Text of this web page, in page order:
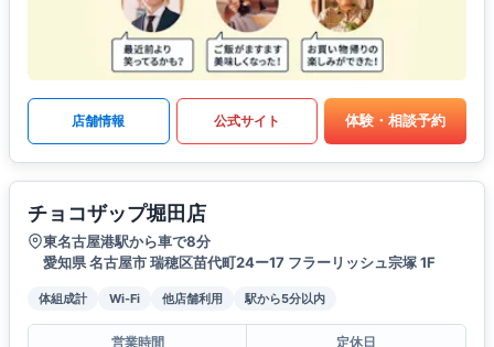
店舗情報 公式サイト 体験・相談予約
チョコザップ堀田店
東名古屋港駅から車で8分
愛知県 名古屋市 瑞穂区苗代町24ー17 フラーリッシュ宗塚 1F
体組成計 Wi-Fi 他店舗利用 駅から5分以内
営業時間
定休日